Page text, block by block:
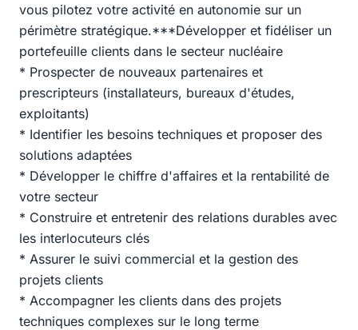
vous pilotez votre activité en autonomie sur un
périmètre stratégique.***Développer et fidéliser un
portefeuille clients dans le secteur nucléaire
* Prospecter de nouveaux partenaires et
prescripteurs (installateurs, bureaux d'études,
exploitants)
* Identifier les besoins techniques et proposer des
solutions adaptées
* Développer le chiffre d'affaires et la rentabilité de
votre secteur
* Construire et entretenir des relations durables avec
les interlocuteurs clés
* Assurer le suivi commercial et la gestion des
projets clients
* Accompagner les clients dans des projets
techniques complexes sur le long terme